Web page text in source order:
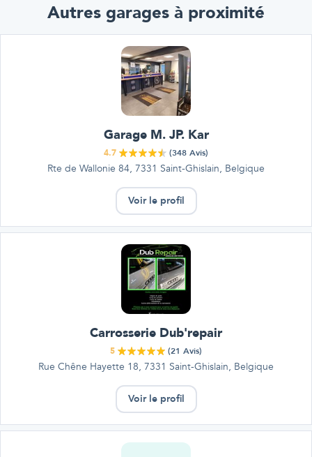
Autres garages à proximité
Garage M. JP. Kar
4.7 (348 Avis)
Rte de Wallonie 84, 7331 Saint-Ghislain, Belgique
Voir le profil
Carrosserie Dub'repair
5 (21 Avis)
Rue Chêne Hayette 18, 7331 Saint-Ghislain, Belgique
Voir le profil